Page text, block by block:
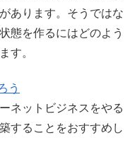
あります。そうではな
態を作るにはどのよう
す。
う
ネットビジネスをやる
することをおすすめし